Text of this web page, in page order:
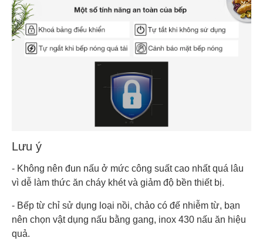
Lưu ý
- Không nên đun nấu ở mức công suất cao nhất quá lâu
vì dễ làm thức ăn cháy khét và giảm độ bền thiết bị.
- Bếp từ chỉ sử dụng loại nồi, chảo có đế nhiễm từ, bạn
nên chọn vật dụng nấu bằng gang, inox 430 nấu ăn hiệu
quả.